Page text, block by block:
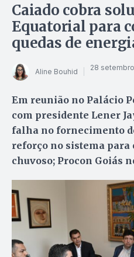
Caiado cobra
Equatorial para
quedas de
Aline Bouhid 28
Em reunião no Palácio
com presidente Lener
falha no fornecimento
reforço no sistema
chuvoso; Procon Goiás